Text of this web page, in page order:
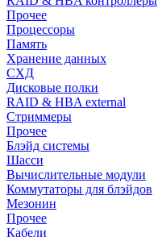
Прочее
Процессоры
Память
Хранение данных
СХД
Дисковые полки
RAID & HBA external
Стриммеры
Прочее
Блэйд системы
Шасси
Вычислительные модули
Коммутаторы для блэйдов
Мезонин
Прочее
Кабели